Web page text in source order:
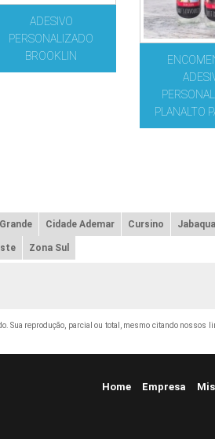
ADESIVO
PERSONALIZADO
BROOKLIN
PLANALTO
Cidade Ademar Cursino
Zona Sul
Sua reprodução, parcial ou total, mesmo citando nossos
Home Empresa